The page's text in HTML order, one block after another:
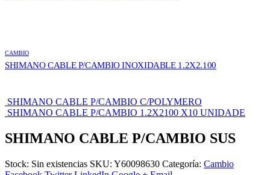
CAMBIO
SHIMANO CABLE P/CAMBIO INOXIDABLE 1.2X2.100
SHIMANO CABLE P/CAMBIO C/POLYMERO
SHIMANO CABLE P/CAMBIO 1.2X2100 X10 UNIDADE
SHIMANO CABLE P/CAMBIO SUS
Stock: Sin existencias SKU: Y60098630 Categoría: Cambio